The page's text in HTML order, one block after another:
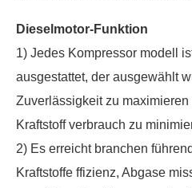
Dieselmotor-Funktion
1) Jedes Kompressor modell
ausgestattet, der ausgewählt
Zuverlässigkeit zu
Kraftstoff verbrauch zu
2) Es erreicht branchen
Kraftstoffe ffizienz, Abgase